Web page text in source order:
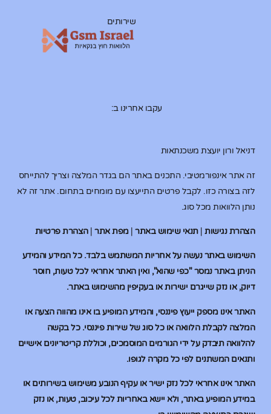
דניאל ורון יועצת משכנתאות
זה אתר אינפורמטיבי. התכנים באתר הם בגדר המלצה וצריך להתייחס
לזה בצורה כזו. לקבל פרטים התייעצו עם מומחים בתחום. אתר זה לא
נותן הלוואות מכל סוג.
הצהרת נגישות|תנאי שימוש באתר|מפת אתר|הצהרת פרטיות
השימוש באתר נעשה על אחריות המשתמש בלבד. כל המידע והמידע
הניתן באתר נמסר "כפי שהוא", ואין האתר אחראי לכל טעות, חוסר
דיוק, או נזק שייגרם ישירות או בעקיפין מהשימוש באתר.
האתר אינו מספק ייעוץ פיננסי, והמידע המופיע בו אינו מהווה הצעה או
המלצה לקבלת הלוואה או כל סוג של שירות פיננסי. כל בקשה
להלוואה תיבדק על ידי הגורמים המוסמכים, וכוללת קריטריונים אישיים
ותנאים המשתנים לפי כל מקרה לגופו.
האתר אינו אחראי לכל נזק ישיר או עקיף הנובע משימוש בשירותים או
במידע המופיע באתר, ולא יישא באחריות לכל עיכוב, טעות, או נזק
שירותים
עקבו אחרינו ב: